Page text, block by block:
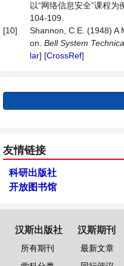
以“网络信息安全”课程
104-109.
[10]
Shannon, C.E. (1948) A
on. Bell System
lar] [CrossRef]
友情链接
科研出版社
开放图书馆
汉斯出版社
所有期刊
汉斯期刊
最新文章